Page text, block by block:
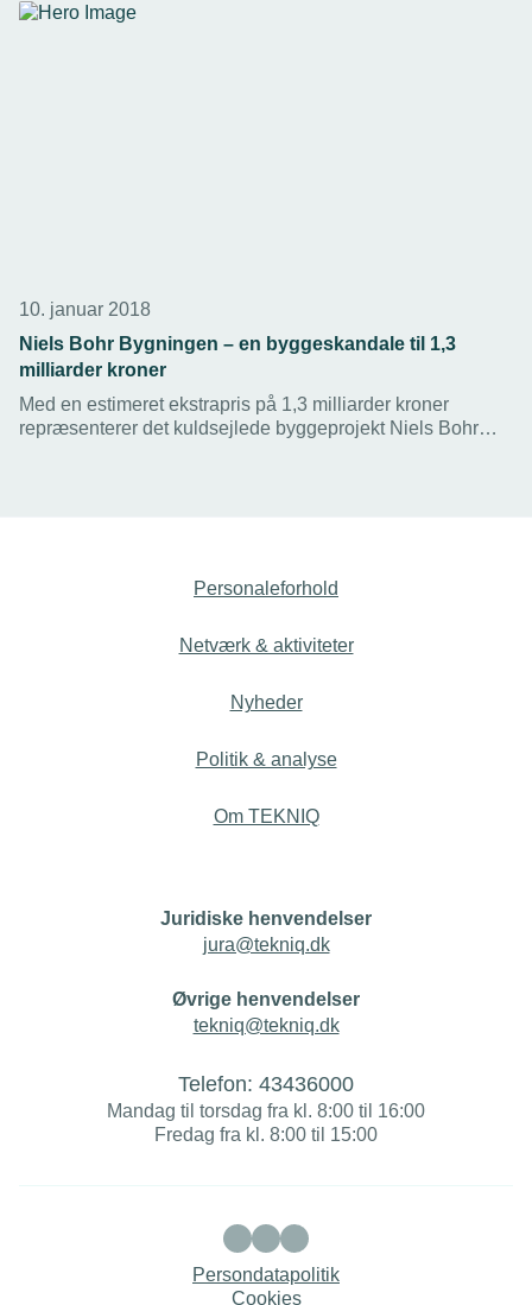
10. januar 2018
Niels Bohr Bygningen – en byggeskandale til 1,3
milliarder kroner
Med en estimeret ekstrapris på 1,3 milliarder kroner
repræsenterer det kuldsejlede byggeprojekt Niels Bohr
Personaleforhold
Netværk & aktiviteter
Nyheder
Politik & analyse
Om TEKNIQ
Juridiske henvendelser
jura@tekniq.dk
Øvrige henvendelser
tekniq@tekniq.dk
Telefon: 43436000
Mandag til torsdag fra kl. 8:00 til 16:00
Fredag fra kl. 8:00 til 15:00
Persondatapolitik
Cookies